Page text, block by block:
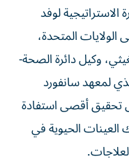
الاستراتيجية لوفد
الولايات المتحدة،
وكيل دائرة الصحة-
لمعهد سانفورد
تحقيق أقصى استفادة
العينات الحيوية في